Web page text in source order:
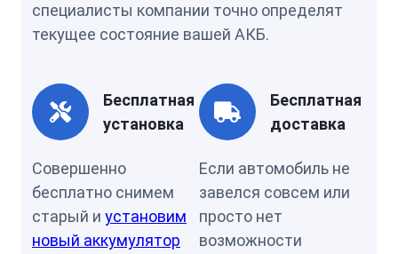
специалисты компании точно определят
текущее состояние вашей АКБ.
Бесплатная
установка
Совершенно
бесплатно снимем
старый и установим
новый аккумулятор
Бесплатная
доставка
Если автомобиль не
завелся совсем или
просто нет
возможности